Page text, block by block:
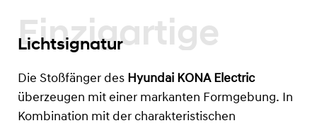
Einzigartige
Lichtsignatur
Die Stoßfänger des Hyundai KONA Electric
überzeugen mit einer markanten Formgebung. In
Kombination mit der charakteristischen